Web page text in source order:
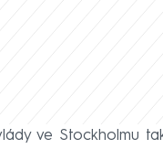
ve Stockholmu